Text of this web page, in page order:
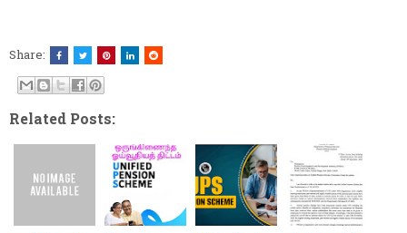
Share:
Related Posts: